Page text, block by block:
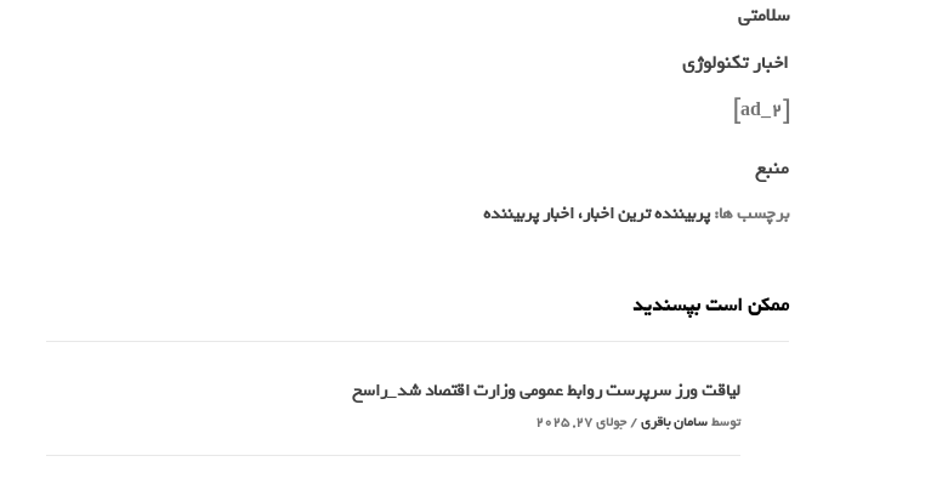
سلامتی
اخبار تکنولوژی
منبع
برچسب ها:پربیننده ترین اخبار، اخبار پربیننده
ممکن است بپسندید
لیاقت ورز سرپرست روابط عمومی وزارت اقتصاد شد_راسخ
توسطسامان باقری/جولای 27, 2025